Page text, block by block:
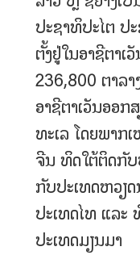
ປະຊາທິປະໄຕ
ຕັ້ງຢູ່ໃນອາຊີຕາ
236,800 ຕາລາ
ອາຊີຕາເວັນອອ
ທະເລ ໂດຍພາກ
ຈີນ ທິດໃຕ້ຕິດກັບ
ກັບປະເທດຫວຽ
ປະເທດໄທ ແລະ
ປະເທດມຽນມາ